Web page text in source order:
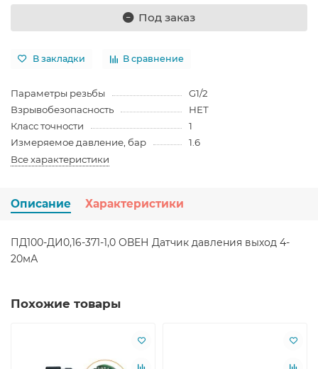
Под заказ
В закладки В сравнение
Параметры резьбы
G1/2
Взрывобезопасность
НЕТ
Класс точности
1
Измеряемое давление, бар
1.6
Все характеристики
Описание Характеристики
ПД100-ДИ0,16-371-1,0 ОВЕН Датчик давления выход 4-
20мА
Похожие товары